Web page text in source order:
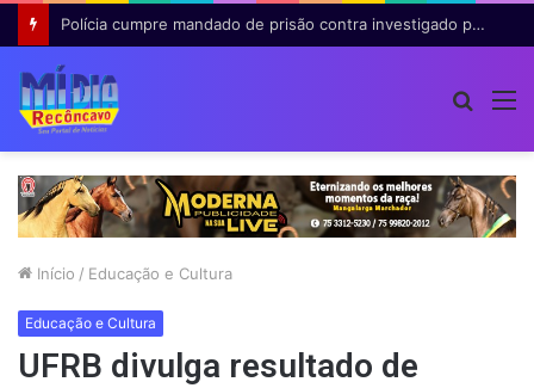
Polícia cumpre mandado de prisão contra investigado por roubo majorado em Cruz das Almas
Início / Educação e Cultura
Educação e Cultura
UFRB divulga resultado de